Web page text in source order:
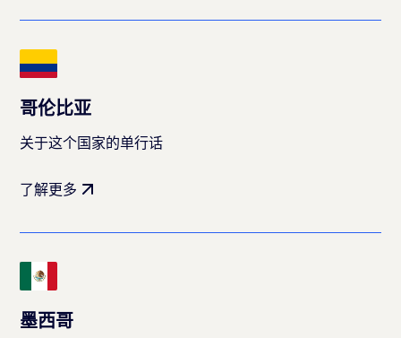
哥伦比亚
关于这个国家的单行话
了解更多
墨西哥